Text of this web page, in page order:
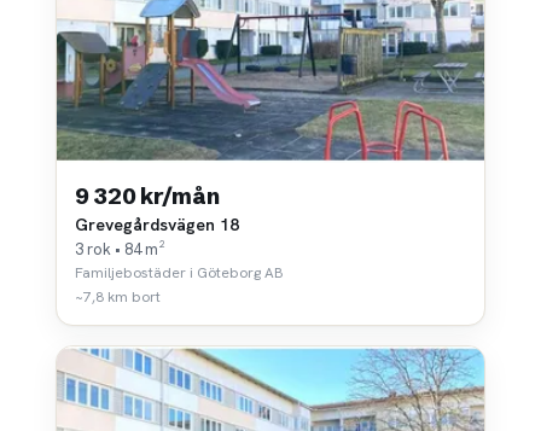
9 320 kr/mån
Grevegårdsvägen 18
3 rok • 84 m²
Familjebostäder i Göteborg AB
~7,8 km bort